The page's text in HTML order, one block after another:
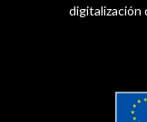
digitalización